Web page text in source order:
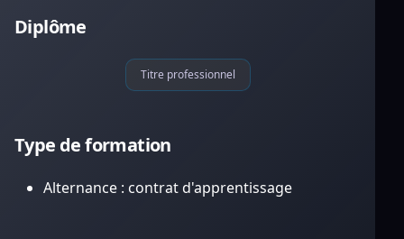
Diplôme
Titre professionnel
Type de formation
Alternance : contrat d'apprentissage